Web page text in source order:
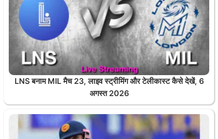
LNS बनाम MIL मैच 23, लाइव स्ट्रीमिंग और टेलीकास्ट कैसे देखें, 6
अगस्त 2026